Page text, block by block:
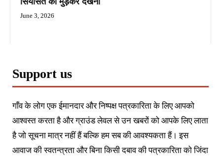
June 3, 2026
Support us
गाँव के लोग एक ईमानदार और निष्पक्ष पत्रकारिता के लिए आपको
आश्वस्त करता है और ग्राउंड लेवल से उन खबरों को आपके लिए लाता
है जो सूचना मात्र नहीं हैं बल्कि हम सब की आवश्यकता हैं। इस
आवाज की स्वतन्त्रता और बिना किसी दबाव की पत्रकारिता को जिंदा